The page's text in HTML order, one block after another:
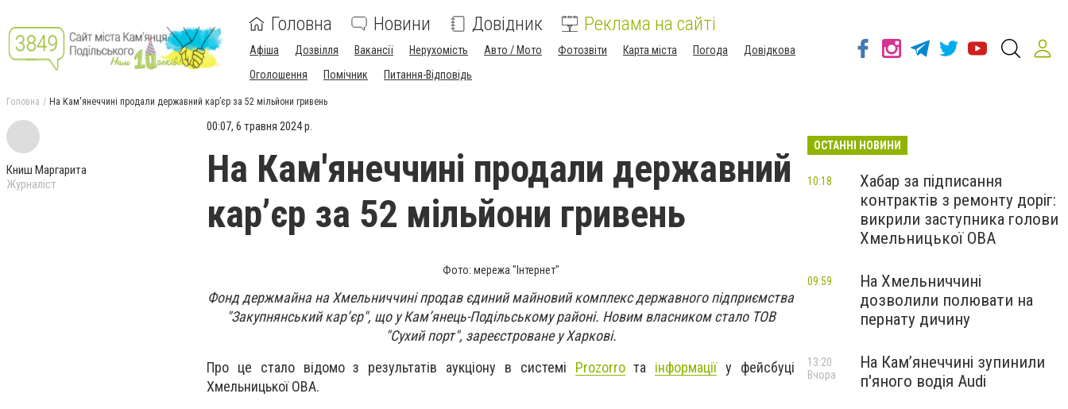
Головна Новини Довідник Реклама на сайті
Афіша Дозвілля Вакансії Нерухомість Авто / Мото Фотозвіти Карта міста Погода
Довідкова
Оголошення
Помічник Питання-Відповідь
Головна На Кам'янеччині продали державний кар’єр за 52 мільйони гривень
Книш Маргарита
Журналіст
00:07, 6 травня 2024 р.
На Кам'янеччині продали державний
кар’єр за 52 мільйони гривень
Фото: мережа "Інтернет"
Фонд держмайна на Хмельниччині продавєдиниймайновийкомплекс державного підприємства
"Закупнянський кар’єр", що у Кам’янець-Подільському районі. Новим власником стало ТОВ
"Сухий порт", зареєстроване у Харкові.
Про це стало відомо з результатів аукціону в системі Prozorroта інформаціїу фейсбуці
Хмельницької ОВА.
ОСТАННІ НОВИНИ
Хабар за підписання
контрактів з ремонту доріг:
викрили заступника голови
Хмельницької ОВА
10:18
На Хмельниччині
дозволили полювати на
пернату дичину
09:59
На Камʼянеччині зупинили
п'яного водія Audi
13:20
Вчора